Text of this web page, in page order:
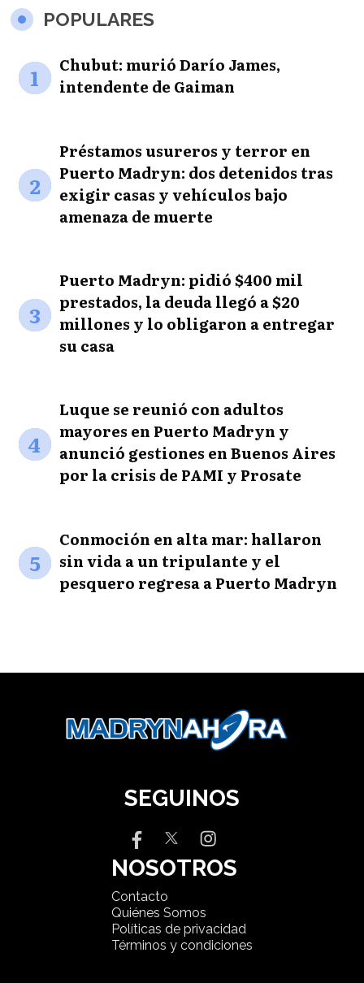
POPULARES
1
Chubut: murió Darío James,
intendente de Gaiman
2
Préstamos usureros y terror en
Puerto Madryn: dos detenidos tras
exigir casas y vehículos bajo
amenaza de muerte
3
Puerto Madryn: pidió $400 mil
prestados, la deuda llegó a $20
millones y lo obligaron a entregar
su casa
4
Luque se reunió con adultos
mayores en Puerto Madryn y
anunció gestiones en Buenos Aires
por la crisis de PAMI y Prosate
5
Conmoción en alta mar: hallaron
sin vida a un tripulante y el
pesquero regresa a Puerto Madryn
SEGUINOS
NOSOTROS
Contacto
Quiénes Somos
Políticas de privacidad
Términos y condiciones